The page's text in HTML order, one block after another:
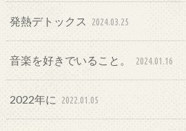
発熱デトックス 2024.03.25
音楽を好きでいること。 2024.01.16
2022年に 2022.01.05